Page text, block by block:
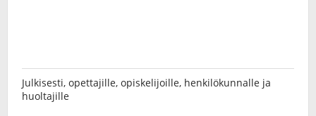
Julkisesti, opettajille, opiskelijoille, henkilökunnalle ja
huoltajille